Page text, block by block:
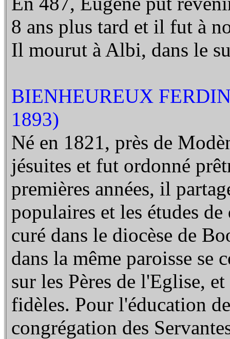
8 ans plus tard et il fut à
Il mourut à Albi, dans le
BIENHEUREUX
1893)
Né en 1821, près de
jésuites et fut ordonné
premières années, il
populaires et les études
curé dans le diocèse de
dans la même paroisse se
sur les Pères de l'Eglise,
fidèles. Pour l'éducation
congrégation des